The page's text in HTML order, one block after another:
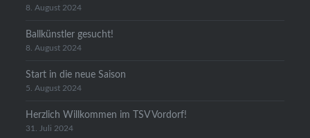
8. August 2024
Ballkünstler gesucht!
8. August 2024
Start in die neue Saison
5. August 2024
Herzlich Willkommen im TSV Vordorf!
31. Juli 2024